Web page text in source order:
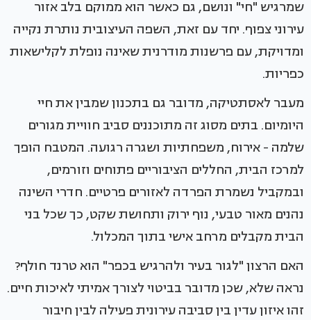
שמרגיש "חי" ונושם, גם כאשר הוא ממוקם בלב אזור
עירוני צפוף. יחד עם זאת, השפה העיצובית נותרת נקייה
ומדויקת, עם פרשנות מודרנית שאינה נופלת לקלישאות
כפריות.
מעבר לאסתטיקה, מדובר גם בתכנון שמבין את חיי
היומיום. בתים מסוג זה מתוכננים סביב חוויית מגורים
שלמה - אירוח, משפחתיות ושגרה רגועה. המטבח הופך
למרכז הבית, החללים הציבוריים פתוחים וזורמים,
ובמקביל נשמרת הפרדה לאזורים פרטיים. חדרי השינה
נהנים מאור טבעי, נוף ירוק ותחושת שקט, כך שכל בני
הבית מקבלים מרחב אישי בתוך המכלול.
האם הרצון "לגור בעיר ולהרגיש בכפר" הוא טרנד חולף?
נראה שלא, שכן מדובר בביטוי לצורך אמיתי לאיכות חיים.
זהו איזון עדין בין סביבה עירונית פעילה לבין חיבור